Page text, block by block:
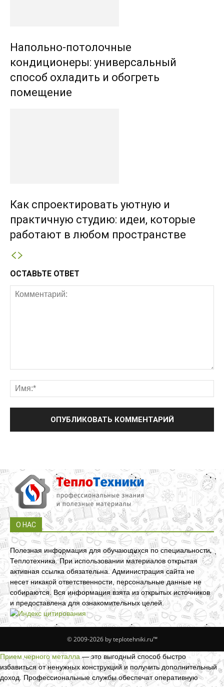
Напольно-потолочные
кондиционеры: универсальный
способ охладить и обогреть
помещение
Как спроектировать уютную и
практичную студию: идеи, которые
работают в любом пространстве
ОСТАВЬТЕ ОТВЕТ
О НАС
Полезная информация для обучающихся по специальности
Теплотехника. При использовании материалов открытая
активная ссылка обязательна. Администрация сайта не
несет никакой ответственности, персональные данные не
собираются. Вся информация взята из открытых источников
и предоставлена для ознакомительных целей.
© 2009-2026 by teplotehniki.ru™
Прием черного металла— это выгодный способ быстро
избавиться от ненужных конструкций и получить дополнительный
доход. Профессиональные службы обеспечат оперативную